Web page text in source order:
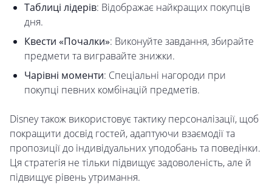
Таблиці лідерів: Відображає найкращих покупців
дня.
Квести «Почалки»: Виконуйте завдання, збирайте
предмети та вигравайте знижки.
Чарівні моменти: Спеціальні нагороди при
покупці певних комбінацій предметів.
Disney також використовує тактику персоналізації, щоб
покращити досвід гостей, адаптуючи взаємодії та
пропозиції до індивідуальних уподобань та поведінки.
Ця стратегія не тільки підвищує задоволеність, але й
підвищує рівень утримання.